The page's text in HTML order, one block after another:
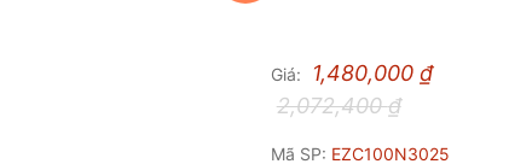
Giá: 1,480,000 ₫
2,072,400₫
Mã SP: EZC100N3025